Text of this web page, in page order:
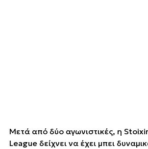
Μετά από δύο αγωνιστικές, η
League δείχνει να έχει μπει